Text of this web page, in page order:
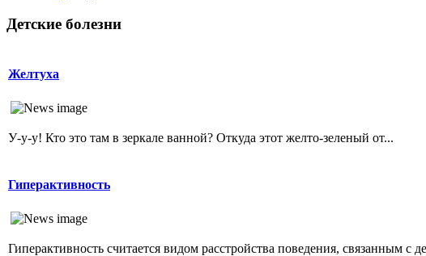
Детские болезни
Желтуха
У-у-у! Кто это там в зеркале ванной? Откуда этот желто-зеленый от...
Гиперактивность
Гиперактивность считается видом расстройства поведения, связанным с